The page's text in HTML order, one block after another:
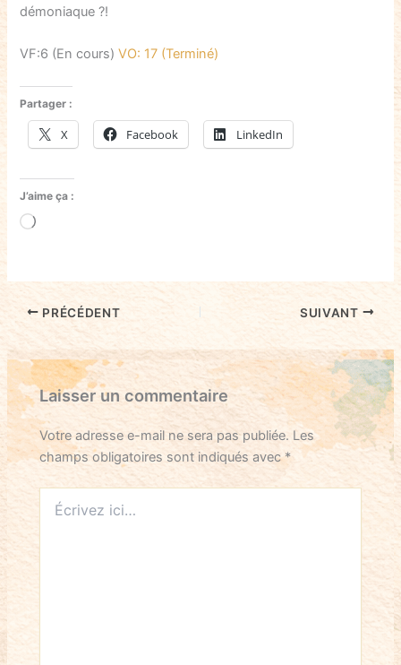
démoniaque ?!
VF:6 (En cours)VO: 17 (Terminé)
Partager :
X Facebook LinkedIn
J’aime ça :
Chargement…
PRÉCÉDENT SUIVANT
Laisser un commentaire
Votre adresse e-mail ne sera pas publiée. Les
champs obligatoires sont indiqués avec*
ici…